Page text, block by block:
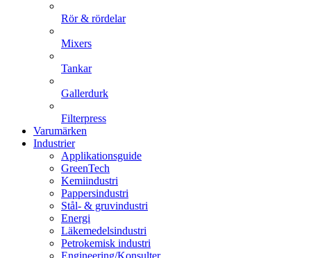
Rör & rördelar
Mixers
Tankar
Gallerdurk
Filterpress
Varumärken
Industrier
Applikationsguide
GreenTech
Kemiindustri
Pappersindustri
Stål- & gruvindustri
Energi
Läkemedelsindustri
Petrokemisk industri
Engineering/Konsulter